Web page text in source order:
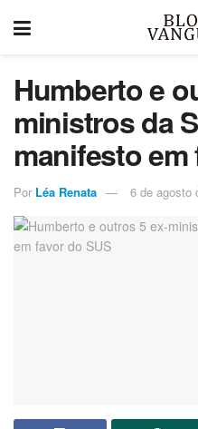
Humberto e
ministros da
manifesto em
Por Léa Renata 6 de agosto